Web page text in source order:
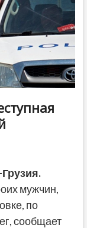
мужчин,
по
сообщает